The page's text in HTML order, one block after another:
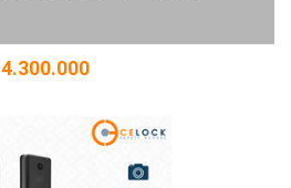
4.300.000